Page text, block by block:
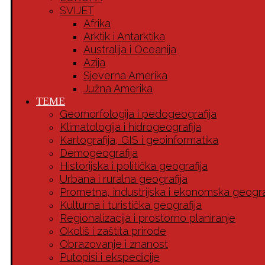
SVIJET
Afrika
Arktik i Antarktika
Australija i Oceanija
Azija
Sjeverna Amerika
Južna Amerika
TEME
Geomorfologija i pedogeografija
Klimatologija i hidrogeografija
Kartografija, GIS i geoinformatika
Demogeografija
Historijska i politička geografija
Urbana i ruralna geografija
Prometna, industrijska i ekonomska
Kulturna i turistička geografija
Regionalizacija i prostorno planiranje
Okoliš i zaštita prirode
Obrazovanje i znanost
Putopisi i ekspedicije